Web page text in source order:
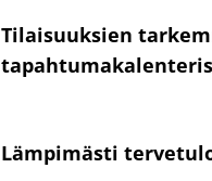
Tilaisuuksien
Lämpimästi